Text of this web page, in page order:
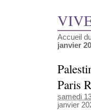
Accueil
janvier
Paris
samedi
janvier